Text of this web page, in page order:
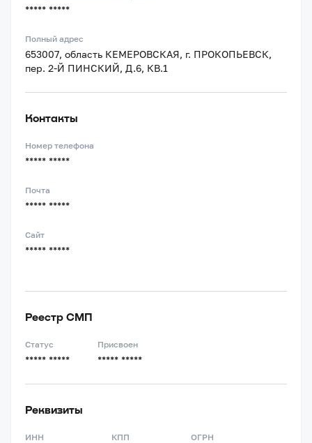
***** *****
Полный адрес
653007, область КЕМЕРОВСКАЯ, г. ПРОКОПЬЕВСК,
пер. 2-Й ПИНСКИЙ, Д.6, КВ.1
Контакты
Номер телефона
***** *****
Почта
***** *****
Сайт
***** *****
Реестр СМП
Статус
***** *****
Присвоен
***** *****
Реквизиты
ИНН КПП ОГРН